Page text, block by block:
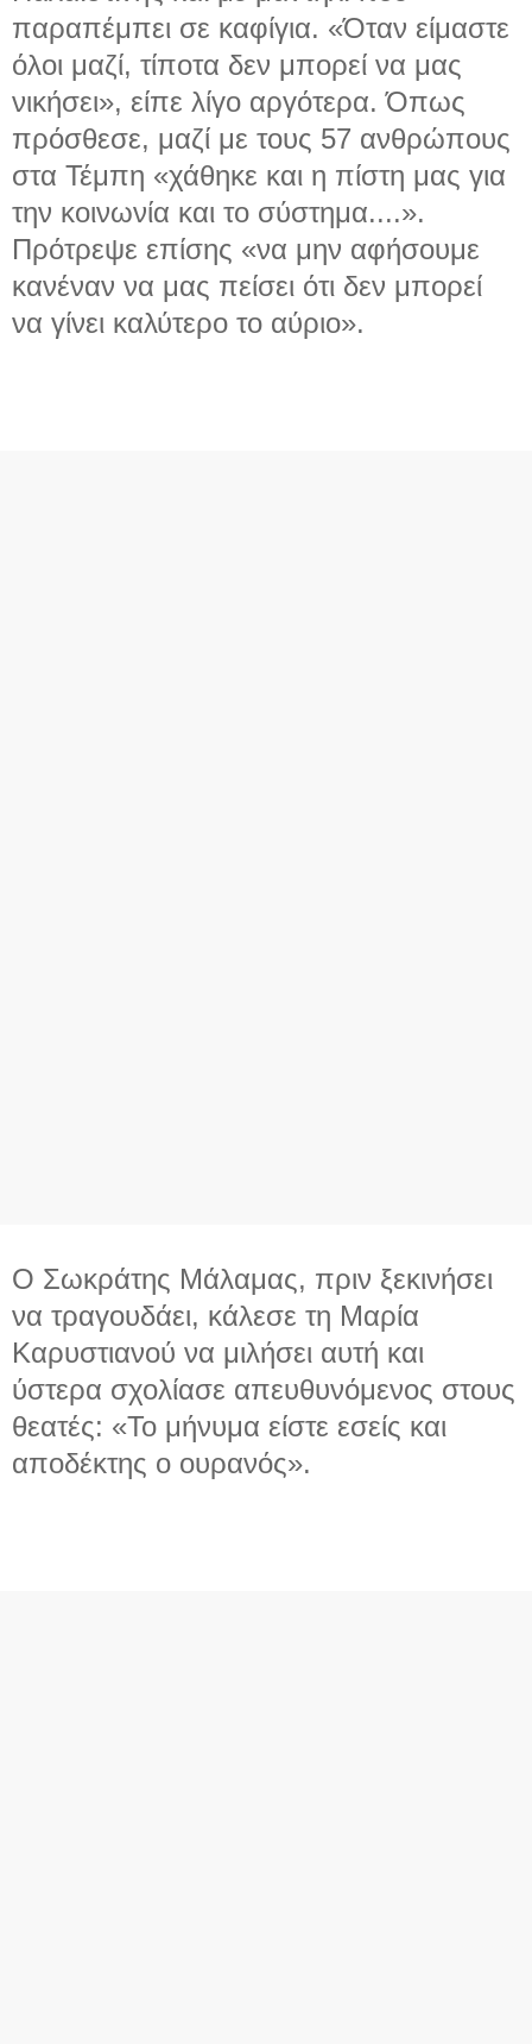
παραπέμπει σε καφίγια. «Όταν είμαστε
όλοι μαζί, τίποτα δεν μπορεί να μας
νικήσει», είπε λίγο αργότερα. Όπως
πρόσθεσε, μαζί με τους 57 ανθρώπους
στα Τέμπη «χάθηκε και η πίστη μας για
την κοινωνία και το σύστημα....».
Πρότρεψε επίσης «να μην αφήσουμε
κανέναν να μας πείσει ότι δεν μπορεί
να γίνει καλύτερο το αύριο».
Ο Σωκράτης Μάλαμας, πριν ξεκινήσει
να τραγουδάει, κάλεσε τη Μαρία
Καρυστιανού να μιλήσει αυτή και
ύστερα σχολίασε απευθυνόμενος στους
θεατές: «Το μήνυμα είστε εσείς και
αποδέκτης ο ουρανός».